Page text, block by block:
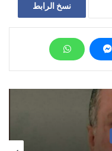
نسخ الرابط